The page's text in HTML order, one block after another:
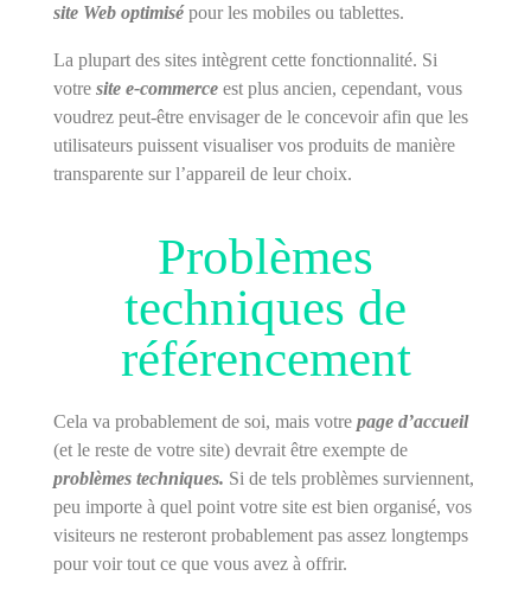
site Web optimisépour les mobiles ou tablettes.
La plupart des sites intègrent cette fonctionnalité. Si
votre site e-commerce est plus ancien, cependant, vous
voudrez peut-être envisager de le concevoir afin que les
utilisateurs puissent visualiser vos produits de manière
transparente sur l’appareil de leur choix.
Problèmes
techniques de
référencement
Cela va probablement de soi, mais votre page d’accueil
(et le reste de votre site) devrait être exempte de
problèmes techniques. Si de tels problèmes surviennent,
peu importe à quel point votre site est bien organisé, vos
visiteurs ne resteront probablement pas assez longtemps
pour voir tout ce que vous avez à offrir.